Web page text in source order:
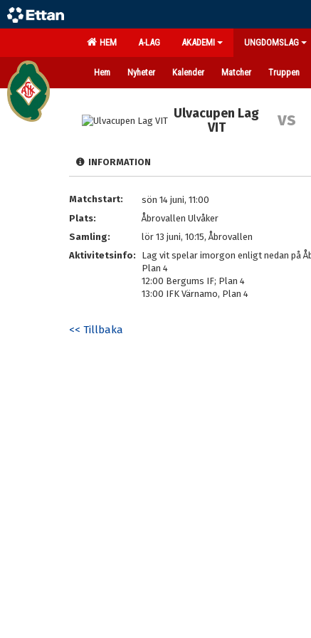
HEM A-LAG AKADEMI UNGDOMSLAG
Hem Nyheter Kalender Matcher Truppen
Ulvacupen Lag
VIT
vs
INFORMATION
Matchstart:
sön 14 juni, 11:00
Plats:
Åbrovallen Ulvåker
Samling:
lör 13 juni, 10:15, Åbrovallen
Aktivitetsinfo:
Lag vit spelar imorgon enligt nedan på
Plan 4
12:00 Bergums IF; Plan 4
13:00 IFK Värnamo, Plan 4
<< Tillbaka